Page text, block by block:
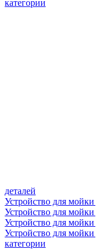
категории
деталей
Устройство для
Устройство для
Устройство для
Устройство для
категории